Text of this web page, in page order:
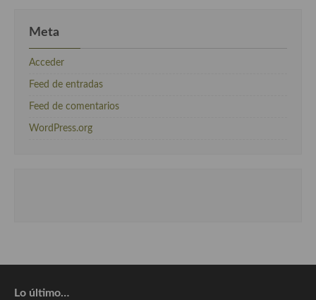
Meta
Acceder
Feed de entradas
Feed de comentarios
WordPress.org
Lo último…